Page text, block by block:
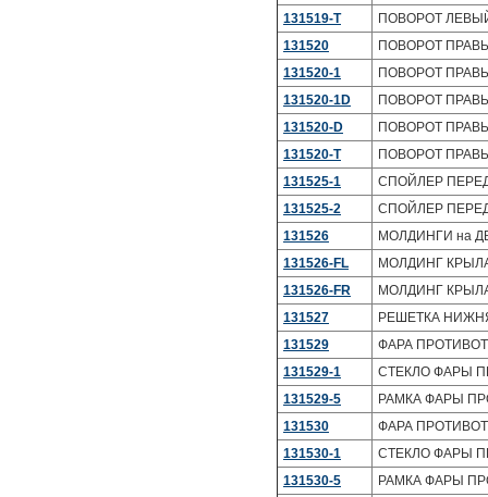
131519-T
ПОВОРОТ
131520
ПОВОРОТ
131520-1
ПОВОРОТ
131520-1D
ПОВОРОТ
131520-D
ПОВОРОТ
131520-T
ПОВОРОТ
131525-1
СПОЙЛЕР
131525-2
СПОЙЛЕР
131526
МОЛДИНГИ на
131526-FL
МОЛДИНГ
131526-FR
МОЛДИНГ
131527
РЕШЕТКА
131529
ФАРА
131529-1
СТЕКЛО ФАРЫ
131529-5
РАМКА ФАРЫ
131530
ФАРА
131530-1
СТЕКЛО ФАРЫ
131530-5
РАМКА ФАРЫ